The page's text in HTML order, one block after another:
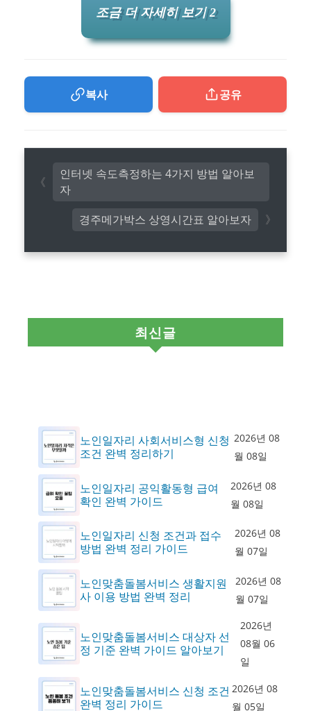
조금 더 자세히 보기 2
복사 공유
경주메가박스 상영시간표 알아보자
인터넷 속도측정하는 4가지 방법 알아보
자
최신글
노인일자리 사회서비스형 신청
조건 완벽 정리하기
2026년 08
월 08일
노인일자리 공익활동형 급여
확인 완벽 가이드
2026년 08
월 08일
노인일자리 신청 조건과 접수
방법 완벽 정리 가이드
2026년 08
월 07일
노인맞춤돌봄서비스 생활지원
사 이용 방법 완벽 정리
2026년 08
월 07일
노인맞춤돌봄서비스 대상자 선
정 기준 완벽 가이드 알아보기
2026년
08월 06
일
노인맞춤돌봄서비스 신청 조건
완벽 정리 가이드
2026년 08
월 05일